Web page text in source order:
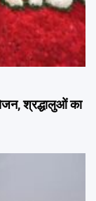
श्रद्धालुओं का